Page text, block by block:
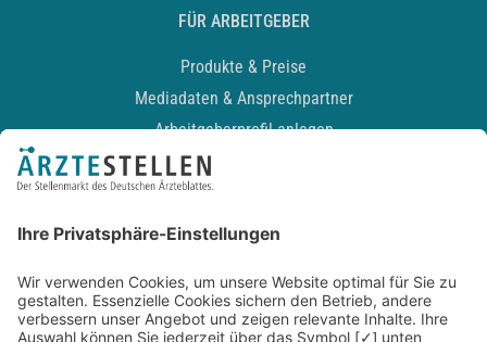
FÜR ARBEITGEBER
Produkte & Preise
Mediadaten & Ansprechpartner
Arbeitgeberprofil anlegen
Recruiting-Podcast
Kontakt
Datenschutz